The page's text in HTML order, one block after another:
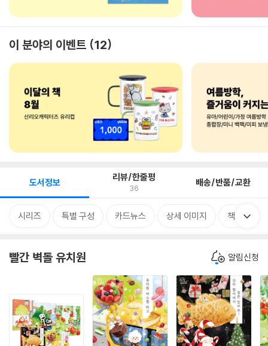
이 분야의 이벤트 12
도서정보 리뷰/한줄평
36 배송/반품/교환
시리즈 특별 구성 카드뉴스 상세 이미지 책소개
빨간 벽돌 유치원 알림신청